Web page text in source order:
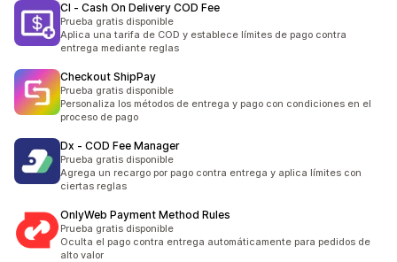
CI ‑ Cash On Delivery COD Fee
Prueba gratis disponible
Aplica una tarifa de COD y establece límites de pago contra
entrega mediante reglas
Checkout ShipPay
Prueba gratis disponible
Personaliza los métodos de entrega y pago con condiciones en el
proceso de pago
Dx ‑ COD Fee Manager
Prueba gratis disponible
Agrega un recargo por pago contra entrega y aplica límites con
ciertas reglas
OnlyWeb Payment Method Rules
Prueba gratis disponible
Oculta el pago contra entrega automáticamente para pedidos de
alto valor